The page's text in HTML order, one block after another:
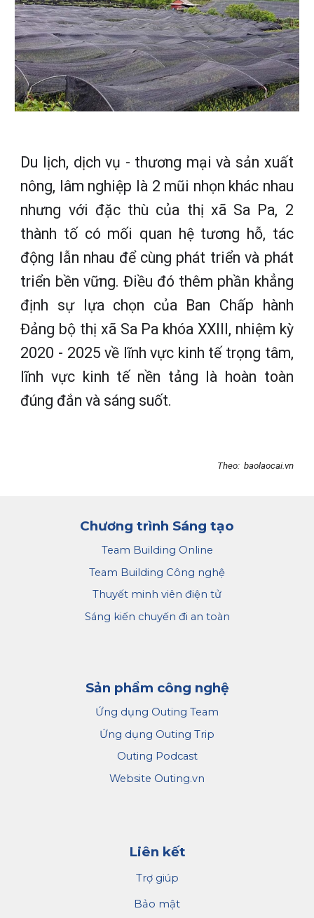
Du lịch, dịch vụ - thương mại và sản xuất
nông, lâm nghiệp là 2 mũi nhọn khác nhau
nhưng với đặc thù của thị xã Sa Pa, 2
thành tố có mối quan hệ tương hỗ, tác
động lẫn nhau để cùng phát triển và phát
triển bền vững. Điều đó thêm phần khẳng
định sự lựa chọn của Ban Chấp hành
Đảng bộ thị xã Sa Pa khóa XXIII, nhiệm kỳ
2020 - 2025 về lĩnh vực kinh tế trọng tâm,
lĩnh vực kinh tế nền tảng là hoàn toàn
đúng đắn và sáng suốt.
Theo: baolaocai.vn
Chương trình Sáng tạo
Team Building Online
Team Building Công nghệ
Thuyết minh viên điện tử
Sáng kiến chuyến đi an toàn
Sản phẩm công nghệ
Ứng dụng Outing Team
Ứng dụng Outing Trip
Outing Podcast
Website Outing.vn
Liên kết
Trợ giúp
Bảo mật